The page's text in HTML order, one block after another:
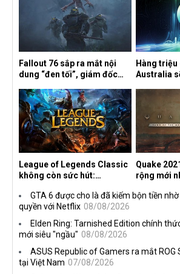
Fallout 76 sắp ra mắt nội
dung “đen tối”, giám đốc
Hàng
Australia
số tựa
League of Legends Classic
không còn sức hút:
chơi cũ không còn online
Quake
rộng mới
the
GTA 6 được cho là đã kiếm bộn tiền
quyền với Netflix 08/08/2026
Elden Ring: Tarnished Edition chính
mới siêu "ngầu" 08/08/2026
ASUS Republic of Gamers ra mắt ROG
tại Việt Nam 07/08/2026